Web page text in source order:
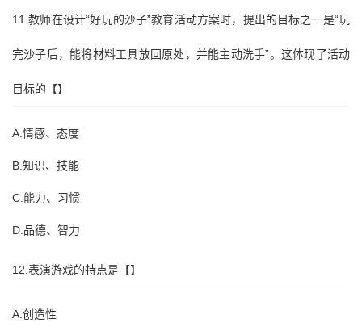
11.教师在设计“好玩的沙子”教育活动方案时，提出的目标之一是“玩
完沙子后，能将材料工具放回原处，并能主动洗手”。这体现了活动
目标的【】
A.情感、态度
B.知识、技能
C.能力、习惯
D.品德、智力
12.表演游戏的特点是【】
A.创造性